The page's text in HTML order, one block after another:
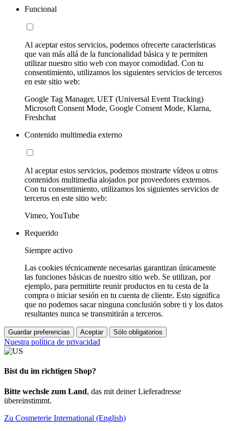
Funcional
Al aceptar estos servicios, podemos ofrecerte características
que van más allá de la funcionalidad básica y te permiten
utilizar nuestro sitio web con mayor comodidad. Con tu
consentimiento, utilizamos los siguientes servicios de terceros
en este sitio web:
Google Tag Manager, UET (Universal Event Tracking)
Microsoft Consent Mode, Google Consent Mode, Klarna,
Freshchat
Contenido multimedia externo
Al aceptar estos servicios, podemos mostrarte vídeos u otros
contenidos multimedia alojados por proveedores externos.
Con tu consentimiento, utilizamos los siguientes servicios de
terceros en este sitio web:
Vimeo, YouTube
Requerido
Siempre activo
Las cookies técnicamente necesarias garantizan únicamente
las funciones básicas de nuestro sitio web. Se utilizan, por
ejemplo, para permitirte reunir productos en tu cesta de la
compra o iniciar sesión en tu cuenta de cliente. Esto significa
que no podemos sacar ninguna conclusión sobre ti y los datos
resultantes nunca se transmitirán a terceros.
Guardar preferencias Aceptar Sólo obligatorios
Nuestra política de privacidad
Bist du im richtigen Shop?
Bitte wechsle zum Land, das mit deiner Lieferadresse
übereinstimmt.
Zu Cosmeterie International (English)